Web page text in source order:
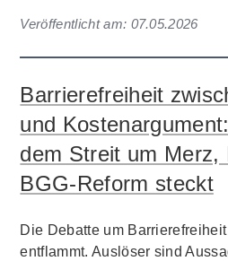
Veröffentlicht am: 07.05.2026
Barrierefreiheit
und
dem Streit um Merz,
BGG-Reform steckt
Die Debatte um
entflammt. Auslöser sind